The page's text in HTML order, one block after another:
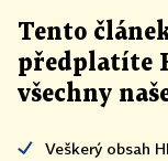
Tento
předplatíte
všechny
Veškerý obsah